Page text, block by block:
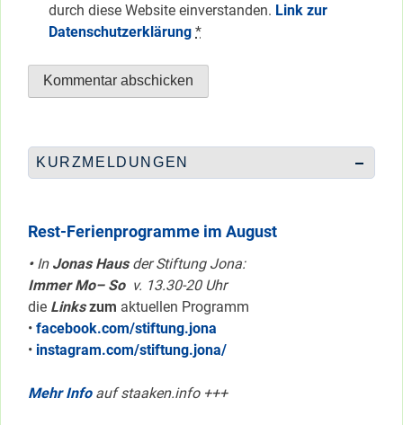
durch diese Website einverstanden. Link zur
Datenschutzerklärung *
KURZMELDUNGEN
Rest-Ferienprogramme im August
•InJonas Hausder Stiftung Jona:
Immer Mo– So v. 13.30-20 Uhr
die Linkszum aktuellen Programm
• facebook.com/stiftung.jona
• instagram.com/stiftung.jona/
Mehr Infoauf staaken.info +++